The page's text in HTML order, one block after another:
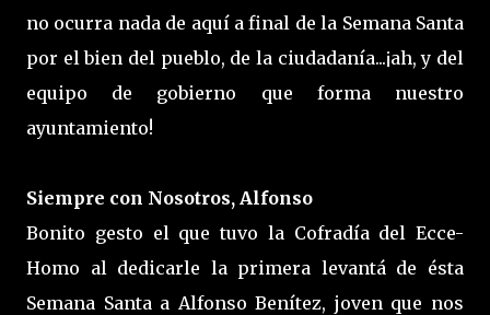
no ocurra nada de aquí a final de la Semana Santa
por el bien del pueblo, de la ciudadanía...¡ah, y del
equipo de gobierno que forma nuestro
ayuntamiento!
Siempre con Nosotros, Alfonso
Bonito gesto el que tuvo la Cofradía del Ecce-
Homo al dedicarle la primera levantá de ésta
Semana Santa a Alfonso Benítez, joven que nos